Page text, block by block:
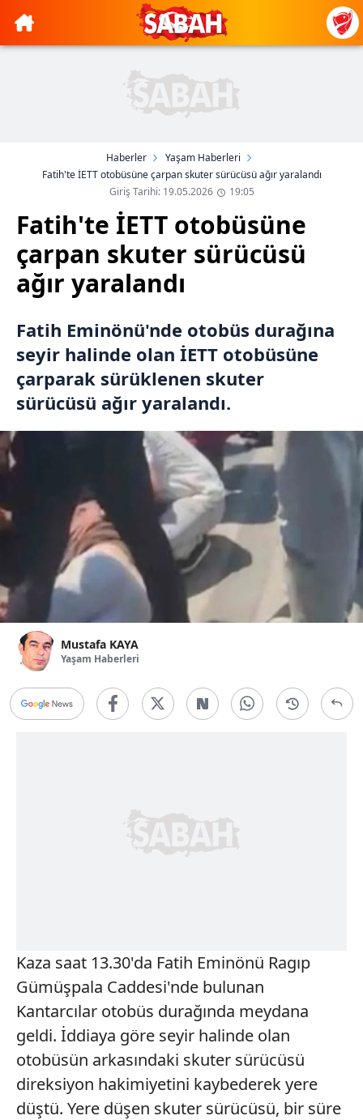
Haberler
Yaşam Haberleri
Fatih'te İETT otobüsüne çarpan skuter sürücüsü ağır yaralandı
Giriş Tarihi: 19.05.2026
19:05
Fatih'te İETT otobüsüne
çarpan skuter sürücüsü
ağır yaralandı
Fatih Eminönü'nde otobüs durağına
seyir halinde olan İETT otobüsüne
çarparak sürüklenen skuter
sürücüsü ağır yaralandı.
Mustafa KAYA
Yaşam Haberleri
Kaza saat 13.30'da Fatih Eminönü Ragıp
Gümüşpala Caddesi'nde bulunan
Kantarcılar otobüs durağında meydana
geldi. İddiaya göre seyir halinde olan
otobüsün arkasındaki skuter sürücüsü
direksiyon hakimiyetini kaybederek yere
düştü. Yere düşen skuter sürücüsü, bir süre